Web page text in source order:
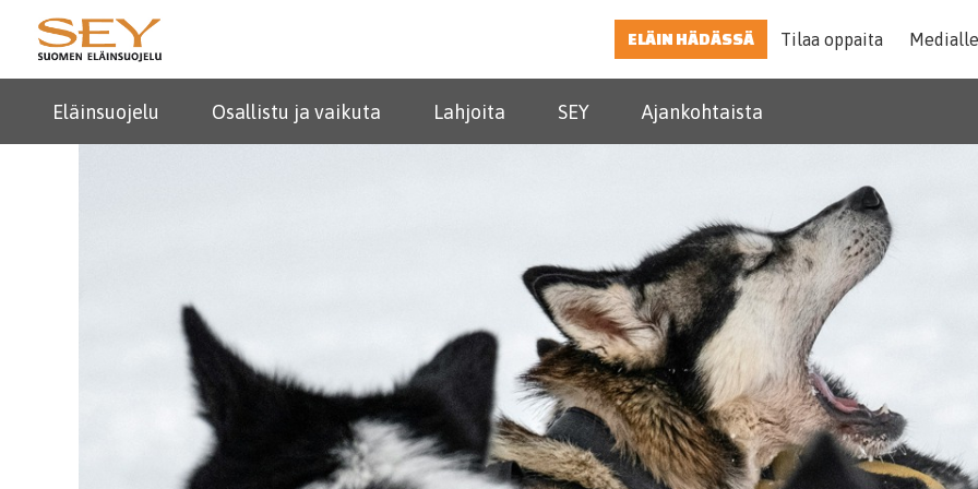
ELÄIN HÄDÄSSÄ Tilaa oppaita Medialle
Eläinsuojelu Osallistu ja vaikuta Lahjoita SEY Ajankohtaista